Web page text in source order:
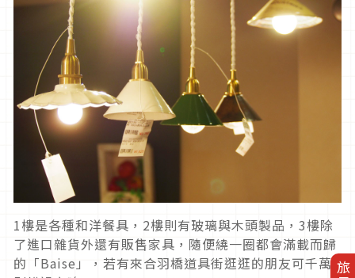
1樓是各種和洋餐具，2樓則有玻璃與木頭製品，3樓除
了進口雜貨外還有販售家具，隨便繞一圈都會滿載而歸
的「Baise」，若有來合羽橋道具街逛逛的朋友可千萬